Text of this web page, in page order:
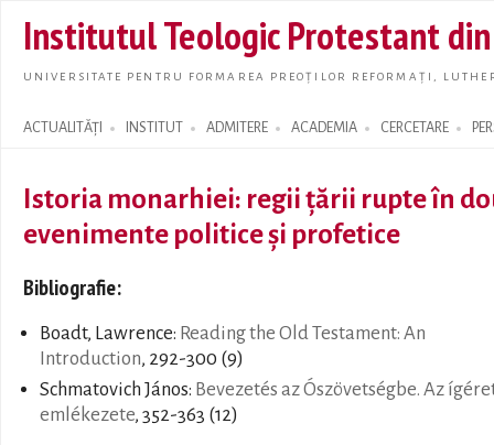
main
Institutul Teologic Protestant
UNIVERSITATE PENTRU FORMAREA PREOȚILOR REFORMAȚI,
ACTUALITĂȚI INSTITUT ADMITERE ACADEMIA CERCETARE
Search form
Istoria monarhiei: regii ţării rupte în
evenimente politice şi profetice
Bibliografie:
Boadt, Lawrence: Reading the Old Testament: An
Introduction, 292-300 (9)
Schmatovich János: Bevezetés az Ószövetségbe. Az
emlékezete, 352-363 (12)